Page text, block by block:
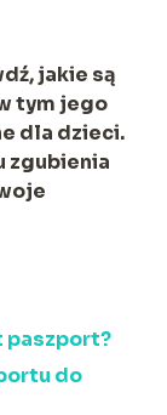
jakie są
tym jego
dla dzieci.
zgubienia
paszport?
do